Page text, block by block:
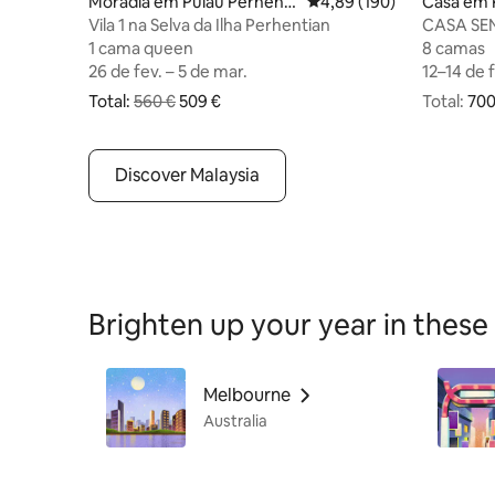
an Kecil
Vila 1 na Selva da Ilha Perhentian
1 cama queen
1 cama queen
26 de fev. – 5 de mar.
26 de fev. – 5 de mar.
Total: 560 €509 €
CASA
luxo com
8 camas
8 camas
12–14 de
12–14 de
Total:
700 € no
Discover Malaysia
Brighten up your year in
Melbourne
Australia